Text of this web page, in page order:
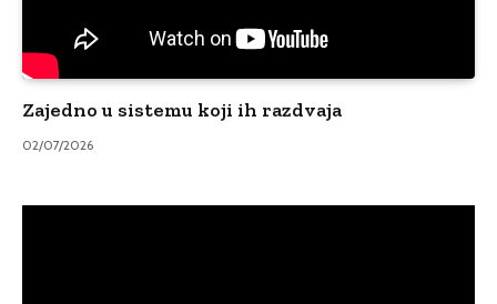
Zajedno u sistemu koji ih razdvaja
02/07/2026